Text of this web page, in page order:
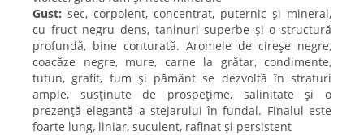
Gust: sec, corpolent, concentrat, puternic și mineral,
cu fruct negru dens, taninuri superbe și o structură
profundă, bine conturată. Aromele de cireșe negre,
coacăze negre, mure, carne la grătar, condimente,
tutun, grafit, fum și pământ se dezvoltă în straturi
ample, susținute de prospețime, salinitate și o
prezență elegantă a stejarului în fundal. Finalul este
foarte lung, liniar, suculent, rafinat și persistent